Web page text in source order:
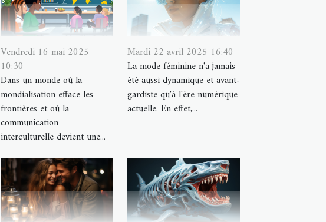
Vendredi 16 mai 2025
10:30
Dans un monde où la
mondialisation efface les
frontières et où la
communication
interculturelle devient une...
Mardi 22 avril 2025 16:40
La mode féminine n'a jamais
été aussi dynamique et avant-
gardiste qu'à l'ère numérique
actuelle. En effet,...